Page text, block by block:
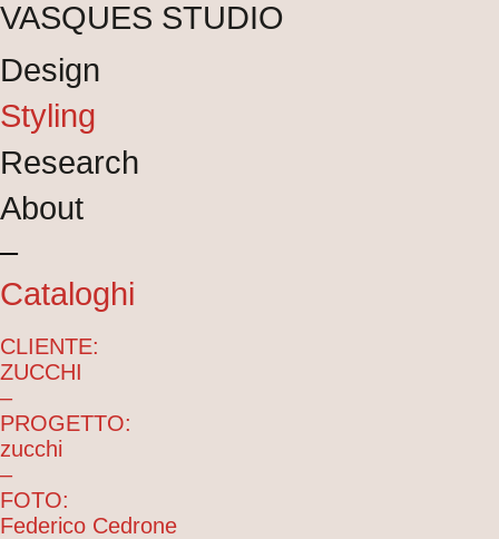
VASQUES STUDIO
Design
Styling
Research
About
–
Cataloghi
CLIENTE:
ZUCCHI
–
PROGETTO:
zucchi
–
FOTO:
Federico Cedrone